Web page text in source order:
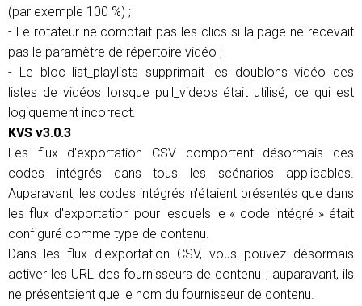
(par exemple 100 %) ;
- Le rotateur ne comptait pas les clics si la page ne recevait
pas le paramètre de répertoire vidéo ;
- Le bloc list_playlists supprimait les doublons vidéo des
listes de vidéos lorsque pull_videos était utilisé, ce qui est
logiquement incorrect.
KVS v3.0.3
Les flux d'exportation CSV comportent désormais des
codes intégrés dans tous les scénarios applicables.
Auparavant, les codes intégrés n'étaient présentés que dans
les flux d'exportation pour lesquels le « code intégré » était
configuré comme type de contenu.
Dans les flux d'exportation CSV, vous pouvez désormais
activer les URL des fournisseurs de contenu ; auparavant, ils
ne présentaient que le nom du fournisseur de contenu.